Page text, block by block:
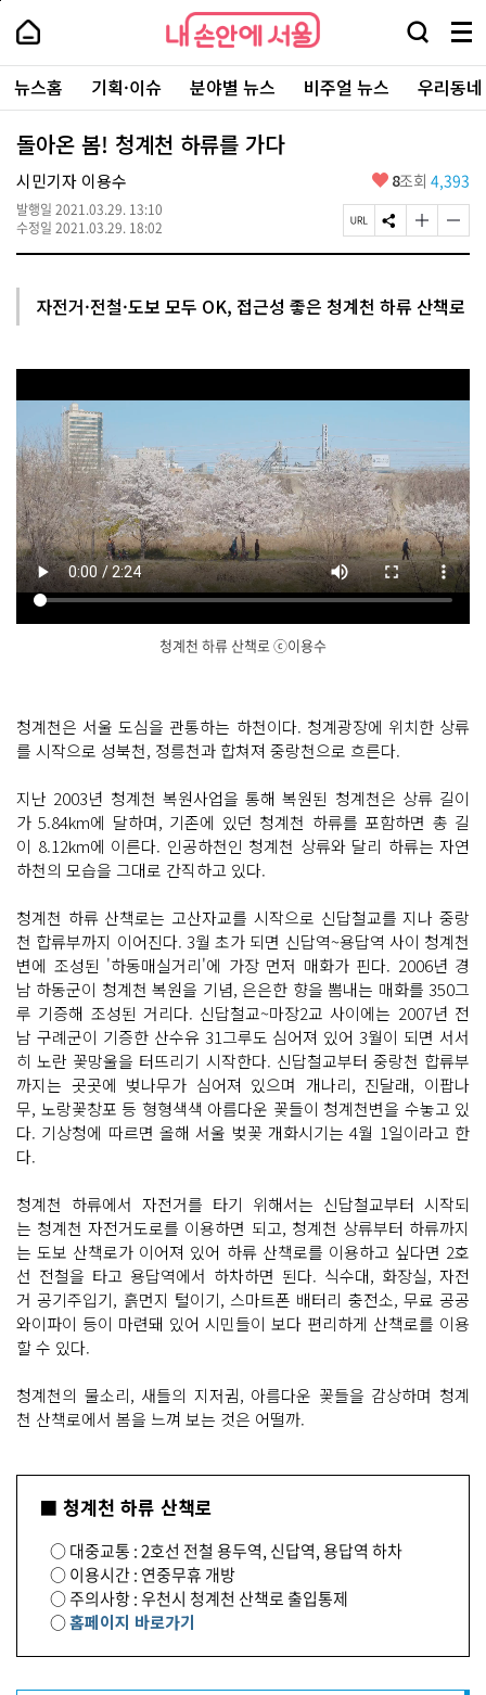
본
로
가
내
손
안
에
서
울
-
서
울
시
대
표
소
포
내
손
에
울
검
창
열
기
메
뉴
전
체
보
주
요
서
뉴스홈 기획·이슈 분야별 뉴스 비주얼 뉴스 우리동
돌아온 봄! 청계천 하류를 가다
시민기자 이용수
발행일 2021.03.29. 13:10
수정일 2021.03.29. 18:02
좋
요
8조회 4,393
페
이
R
L
S
N
유
하
글
자
크
게
하
기
글
자
작
게
하
기
자전거·전철·도보 모두 OK, 접근성 좋은 청계천 하류 산책로
청계천 하류 산책로 ⓒ이용수
청계천은 서울 도심을 관통하는 하천이다. 청계광장에 위치한 상류
를 시작으로 성북천, 정릉천과 합쳐져 중랑천으로 흐른다.
지난 2003년 청계천 복원사업을 통해 복원된 청계천은 상류 길이
가 5.84km에 달하며, 기존에 있던 청계천 하류를 포함하면 총 길
이 8.12km에 이른다. 인공하천인 청계천 상류와 달리 하류는 자연
하천의 모습을 그대로 간직하고 있다.
청계천 하류 산책로는 고산자교를 시작으로 신답철교를 지나 중랑
천 합류부까지 이어진다. 3월 초가 되면 신답역~용답역 사이 청계천
변에 조성된 '하동매실거리'에 가장 먼저 매화가 핀다. 2006년 경
남 하동군이 청계천 복원을 기념, 은은한 향을 뽐내는 매화를 350그
루 기증해 조성된 거리다. 신답철교~마장2교 사이에는 2007년 전
남 구례군이 기증한 산수유 31그루도 심어져 있어 3월이 되면 서서
히 노란 꽃망울을 터뜨리기 시작한다. 신답철교부터 중랑천 합류부
까지는 곳곳에 벚나무가 심어져 있으며 개나리, 진달래, 이팝나
무, 노랑꽃창포 등 형형색색 아름다운 꽃들이 청계천변을 수놓고 있
다. 기상청에 따르면 올해 서울 벚꽃 개화시기는 4월 1일이라고 한
다.
청계천 하류에서 자전거를 타기 위해서는 신답철교부터 시작되
는 청계천 자전거도로를 이용하면 되고, 청계천 상류부터 하류까지
는 도보 산책로가 이어져 있어 하류 산책로를 이용하고 싶다면 2호
선 전철을 타고 용답역에서 하차하면 된다. 식수대, 화장실, 자전
거 공기주입기, 흙먼지 털이기, 스마트폰 배터리 충전소, 무료 공공
와이파이 등이 마련돼 있어 시민들이 보다 편리하게 산책로를 이용
할 수 있다.
청계천의 물소리, 새들의 지저귐, 아름다운 꽃들을 감상하며 청계
천 산책로에서 봄을 느껴 보는 것은 어떨까.
■ 청계천 하류 산책로
○ 대중교통 : 2호선 전철 용두역, 신답역, 용답역 하차
○ 이용시간 : 연중무휴 개방
○ 주의사항 : 우천시 청계천 산책로 출입통제
○홈페이지 바로가기
페
상
단
로